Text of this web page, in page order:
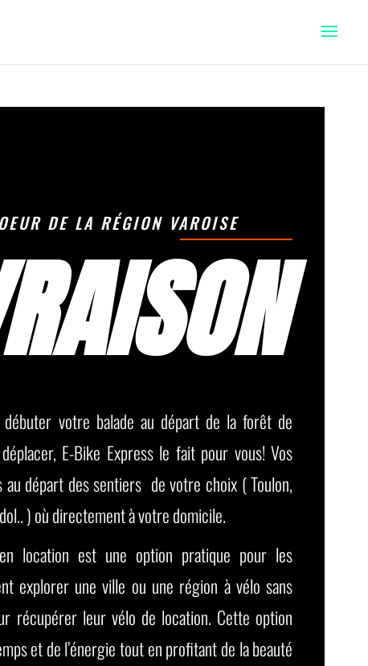
DE LA RÉGION VAROISE
débuter votre balade au départ de la forêt de
E-Bike Express le fait pour vous! Vos
départ des sentiers de votre choix ( Toulon,
) où directement à votre domicile.
location est une option pratique pour les
explorer une ville ou une région à vélo sans
récupérer leur vélo de location. Cette option
et de l’énergie tout en profitant de la beauté